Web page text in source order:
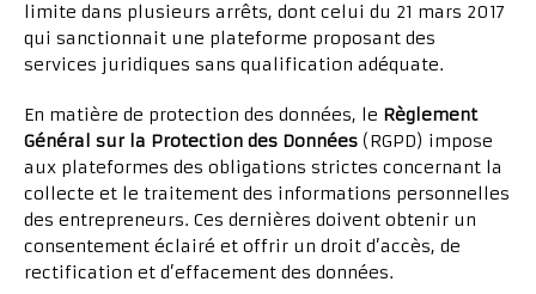
limite dans plusieurs arrêts, dont celui du 21 mars 2017
qui sanctionnait une plateforme proposant des
services juridiques sans qualification adéquate.
En matière de protection des données, le Règlement
Général sur la Protection des Données (RGPD) impose
aux plateformes des obligations strictes concernant la
collecte et le traitement des informations personnelles
des entrepreneurs. Ces dernières doivent obtenir un
consentement éclairé et offrir un droit d’accès, de
rectification et d’effacement des données.